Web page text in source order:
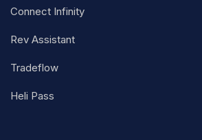
Connect Infinity
Rev Assistant
Tradeflow
Heli Pass